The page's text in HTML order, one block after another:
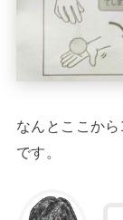
なんとここか
です。